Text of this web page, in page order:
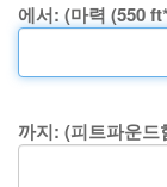
에서: (마력 (550
까지: (피트파운